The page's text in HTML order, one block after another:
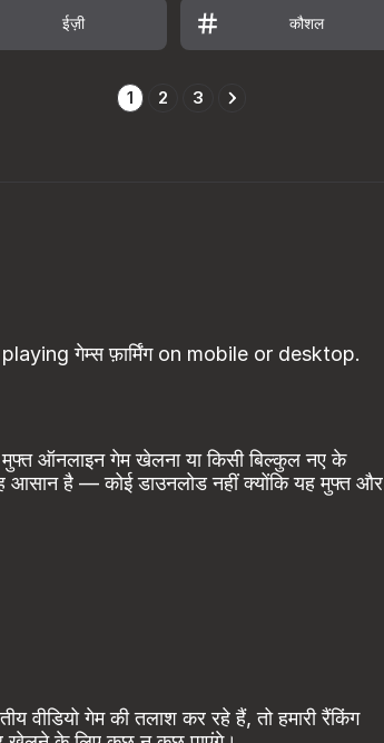
ईज़ी कौशल
1 2 3
गेम्स फ़ार्मिंग on mobile or desktop.
ऑनलाइन गेम खेलना या किसी बिल्कुल नए के
आसान है — कोई डाउनलोड नहीं क्योंकि यह मुफ्त और
गेम की तलाश कर रहे हैं, तो हमारी रैंकिंग